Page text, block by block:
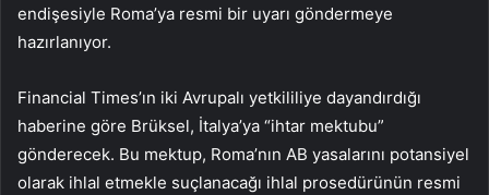
endişesiyle Roma’ya resmi bir uyarı göndermeye
hazırlanıyor.
Financial Times’ın iki Avrupalı yetkililiye dayandırdığı
haberine göre Brüksel, İtalya’ya “ihtar mektubu”
gönderecek. Bu mektup, Roma’nın AB yasalarını potansiyel
olarak ihlal etmekle suçlanacağı ihlal prosedürünün resmi